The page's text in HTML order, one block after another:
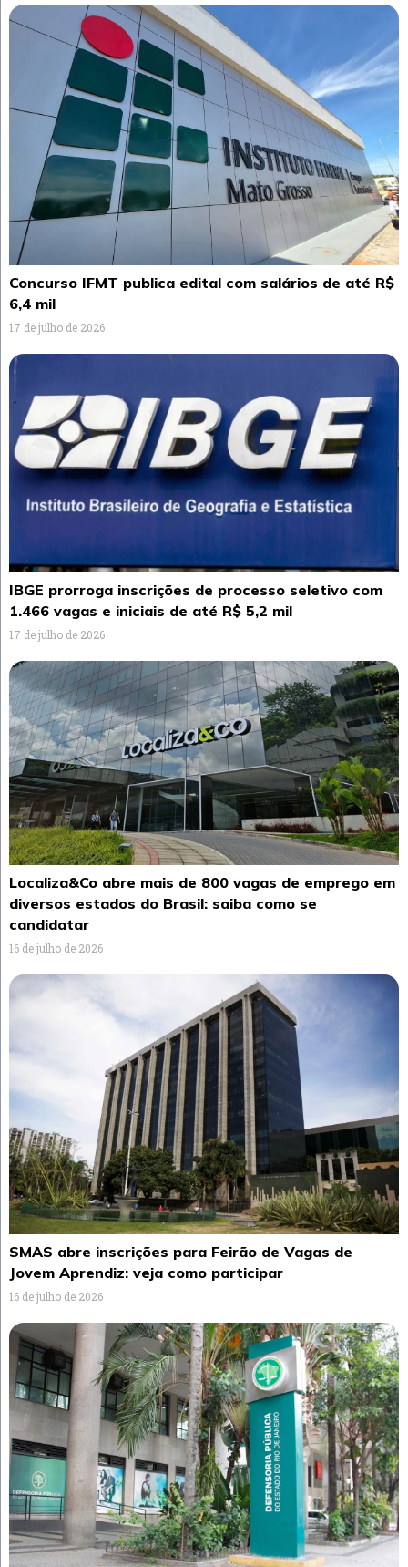
Concurso IFMT publica edital com salários de até R$
6,4 mil
17 de julho de 2026
IBGE prorroga inscrições de processo seletivo com
1.466 vagas e iniciais de até R$ 5,2 mil
17 de julho de 2026
Localiza&Co abre mais de 800 vagas de emprego em
diversos estados do Brasil: saiba como se
candidatar
16 de julho de 2026
SMAS abre inscrições para Feirão de Vagas de
Jovem Aprendiz: veja como participar
16 de julho de 2026